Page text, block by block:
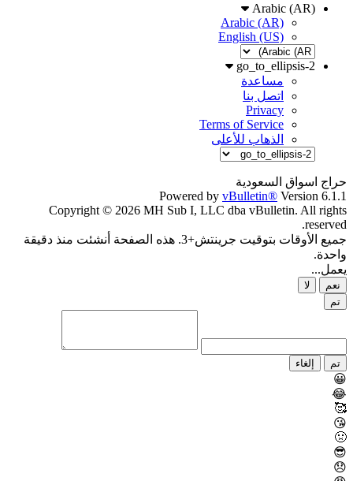
Arabic (AR)
Arabic (AR)
English (US)
go_to_ellipsis-2
مساعدة
اتصل بنا
Privacy
Terms of Service
الذهاب للأعلى
حراج اسواق السعودية
Powered by vBulletin® Version 6.1.1
Copyright © 2026 MH Sub I, LLC dba vBulletin. All rights
reserved.
جميع الأوقات بتوقيت جرينتش+3. هذه الصفحة أنشئت منذ دقيقة
واحدة.
يعمل...
نعم
لا
تم
تم إلغاء
😀
😂
🥰
😘
🤢
😎
😞